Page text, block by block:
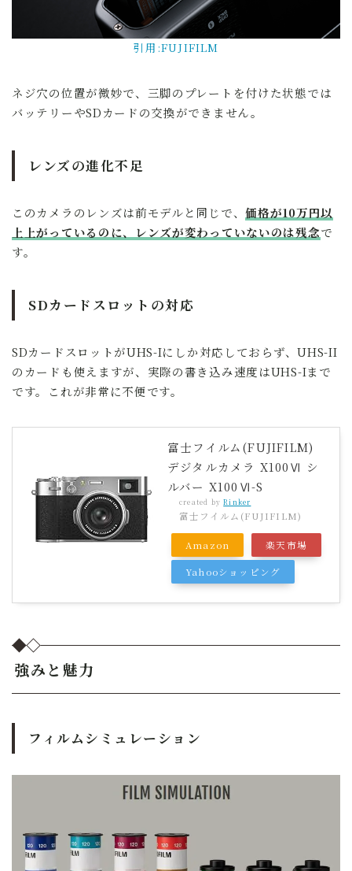
引用:FUJIFILM
ネジ穴の位置が微妙で、三脚のプレートを付けた状態では
バッテリーやSDカードの交換ができません。
レンズの進化不足
このカメラのレンズは前モデルと同じで、価格が10万円以
上上がっているのに、レンズが変わっていないのは残念で
す。
SDカードスロットの対応
SDカードスロットがUHS-Iにしか対応しておらず、UHS-II
のカードも使えますが、実際の書き込み速度はUHS-Iまで
です。これが非常に不便です。
富士フイルム(FUJIFILM)
デジタルカメラ X100Ⅵ シ
ルバー X100Ⅵ-S
created byRinker
富士フイルム(FUJIFILM)
Amazon 楽天市場
Yahooショッピング
強みと魅力
フィルムシミュレーション